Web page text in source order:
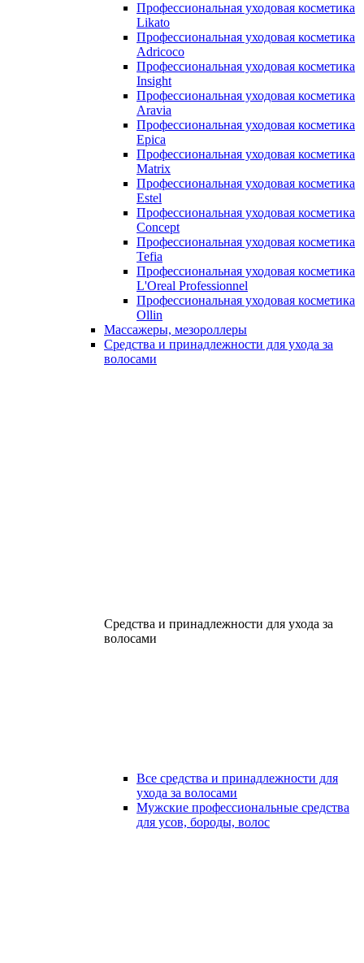
Профессиональная уходовая косметика
Likato
Профессиональная уходовая косметика
Adricoco
Профессиональная уходовая косметика
Insight
Профессиональная уходовая косметика
Aravia
Профессиональная уходовая косметика
Epica
Профессиональная уходовая косметика
Matrix
Профессиональная уходовая косметика
Estel
Профессиональная уходовая косметика
Concept
Профессиональная уходовая косметика
Tefia
Профессиональная уходовая косметика
L'Oreal Professionnel
Профессиональная уходовая косметика
Ollin
Массажеры, мезороллеры
Средства и принадлежности для ухода за
волосами
Средства и принадлежности для ухода за
волосами
Все средства и принадлежности для
ухода за волосами
Мужские профессиональные средства
для усов, бороды, волос